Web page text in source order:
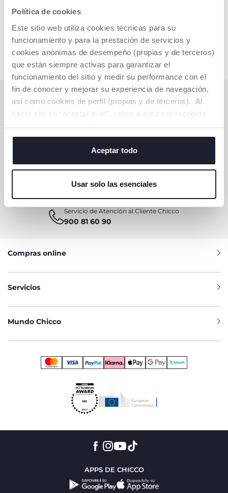
Política de cookies
Este sitio web utiliza cookies técnicas para su
funcionamiento y para la prestación de servicios y
cookies anónimas de desempeño (propias y de terceros)
que están siempre activas para garantizar el
funcionamiento del sitio y medir su performance con el
fin de conocer y mejorar su experiencia de navegación,
así como cookies de perfil (propias y de terceros). Al
hacer clic en "aceptar todo", usted autoriza la recogida
de todas las cookies. Si desea obtener más información
o cambiar o revocar el consentimiento de todas o
algunas cookies, haga clic en "mostrar detalles". Al
cerrar este banner, usted consiente en utilizar
servicio solicitado.
Aceptar todo
Usar solo las esenciales
SUSCRÍBETE A LA NEWSLETTER
Consigue 10€ de descuento para tu compra online
Servicio de Atención al Cliente Chicco
900 81 60 90
Compras online
Servicios
Mundo Chicco
APPS DE CHICCO